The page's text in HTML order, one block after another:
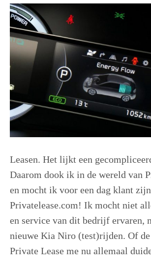
Leasen. Het lijkt een
Daarom dook ik in de wereld van
en mocht ik voor een dag klant
Privatelease.com! Ik mocht niet
en service van dit bedrijf ervaren,
nieuwe Kia Niro (test)rijden. Of
Private Lease me nu allemaal